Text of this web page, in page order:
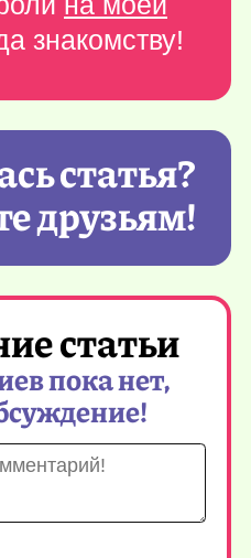
знакомству!
статья?
друзьям!
статьи
пока нет,